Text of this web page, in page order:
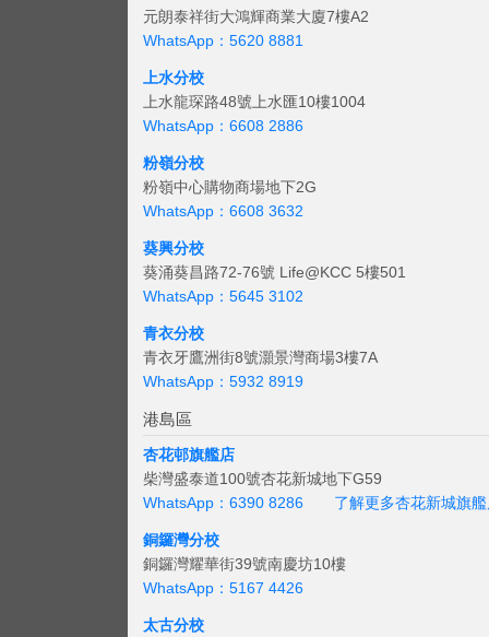
元朗泰祥街大鴻輝商業大廈7樓A2
WhatsApp：5620 8881
上水分校
上水龍琛路48號上水匯10樓1004
WhatsApp：6608 2886
粉嶺分校
粉嶺中心購物商場地下2G
WhatsApp：6608 3632
葵興分校
葵涌葵昌路72-76號 Life@KCC 5樓501
WhatsApp：5645 3102
青衣分校
青衣牙鷹洲街8號灝景灣商場3樓7A
WhatsApp：5932 8919
港島區
杏花邨旗艦店
柴灣盛泰道100號杏花新城地下G59
WhatsApp：6390 8286
了解更多杏花新城旗
銅鑼灣分校
銅鑼灣耀華街39號南慶坊10樓
WhatsApp：5167 4426
太古分校